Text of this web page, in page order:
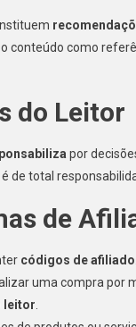
conteúdo como
do Leitor
por
de total
de
códigos de afiliado
uma compra por
leitor